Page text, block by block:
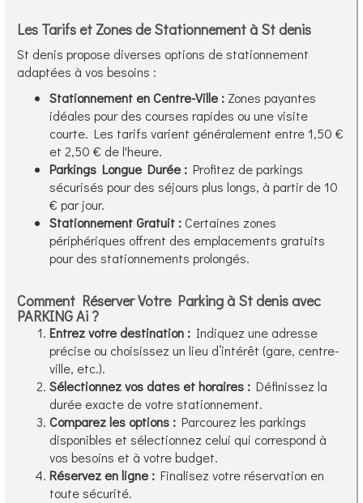
Les Tarifs et Zones de Stationnement à St denis
St denis propose diverses options de stationnement
adaptées à vos besoins :
Stationnement en Centre-Ville : Zones payantes
idéales pour des courses rapides ou une visite
courte. Les tarifs varient généralement entre 1,50 €
et 2,50 € de l'heure.
Parkings Longue Durée : Profitez de parkings
sécurisés pour des séjours plus longs, à partir de 10
€ par jour.
Stationnement Gratuit :Certaines zones
périphériques offrent des emplacements gratuits
pour des stationnements prolongés.
Comment Réserver Votre Parking à St denis avec
PARKING Ai ?
Entrez votre destination : Indiquez une adresse
précise ou choisissez un lieu d’intérêt (gare, centre-
ville, etc.).
Sélectionnez vos dates et horaires : Définissez la
durée exacte de votre stationnement.
Comparez les options : Parcourez les parkings
disponibles et sélectionnez celui qui correspond à
vos besoins et à votre budget.
Réservez en ligne : Finalisez votre réservation en
toute sécurité.